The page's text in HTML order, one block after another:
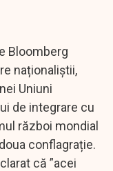
Bloomberg
naționaliștii,
Uniuni
de integrare cu
război mondial
conflagrație.
că ”acei